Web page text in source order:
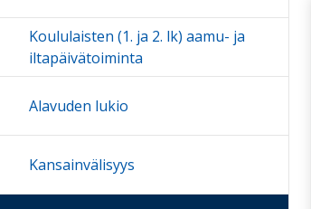
Koululaisten (1. ja 2. lk) aamu- ja
iltapäivätoiminta
Alavuden lukio
Kansainvälisyys